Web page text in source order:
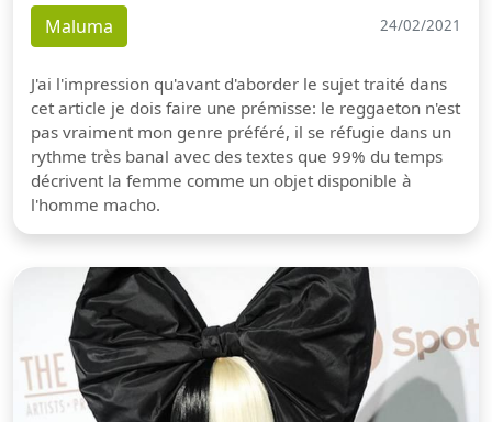
Maluma 24/02/2021
J'ai l'impression qu'avant d'aborder le sujet traité dans
cet article je dois faire une prémisse: le reggaeton n'est
pas vraiment mon genre préféré, il se réfugie dans un
rythme très banal avec des textes que 99% du temps
décrivent la femme comme un objet disponible à
l'homme macho.